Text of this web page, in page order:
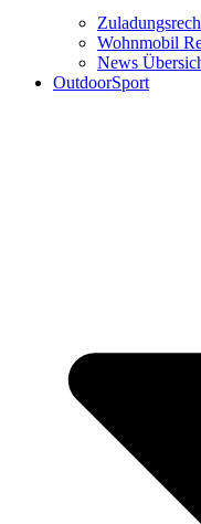
Wohnmobil
News
OutdoorSport